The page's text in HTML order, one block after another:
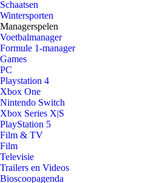
Schaatsen
Wintersporten
Managerspelen
Voetbalmanager
Formule 1-manager
Games
PC
Playstation 4
Xbox One
Nintendo Switch
Xbox Series X|S
PlayStation 5
Film & TV
Film
Televisie
Trailers en Videos
Bioscoopagenda